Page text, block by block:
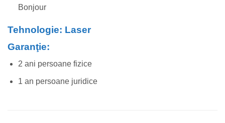
Bonjour
Tehnologie: Laser
Garanţie:
2 ani persoane fizice
1 an persoane juridice